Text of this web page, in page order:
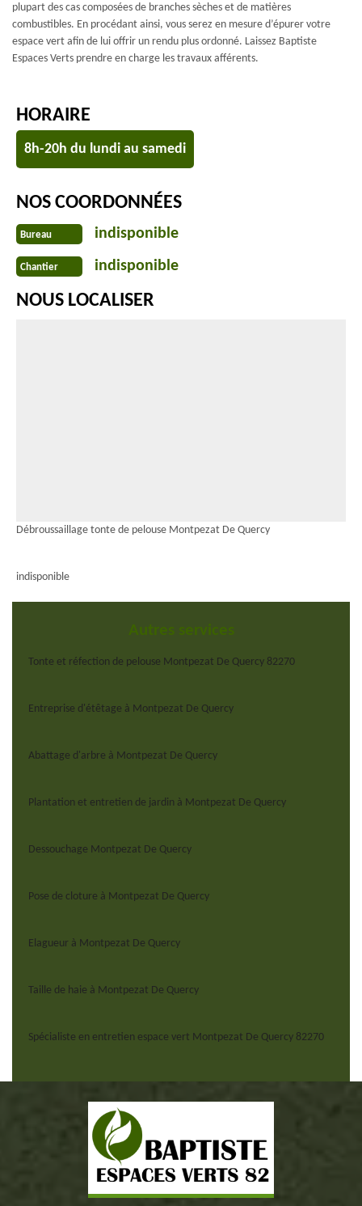
plupart des cas composées de branches sèches et de matières
combustibles. En procédant ainsi, vous serez en mesure d’épurer votre
espace vert afin de lui offrir un rendu plus ordonné. Laissez Baptiste
Espaces Verts prendre en charge les travaux afférents.
HORAIRE
8h-20h du lundi au samedi
NOS COORDONNÉES
Bureau indisponible
Chantier indisponible
NOUS LOCALISER
Débroussaillage tonte de pelouse Montpezat De Quercy
indisponible
Autres services
Tonte et réfection de pelouse Montpezat De Quercy 82270
Entreprise d'étêtage à Montpezat De Quercy
Abattage d'arbre à Montpezat De Quercy
Plantation et entretien de jardin à Montpezat De Quercy
Dessouchage Montpezat De Quercy
Pose de cloture à Montpezat De Quercy
Elagueur à Montpezat De Quercy
Taille de haie à Montpezat De Quercy
Spécialiste en entretien espace vert Montpezat De Quercy 82270